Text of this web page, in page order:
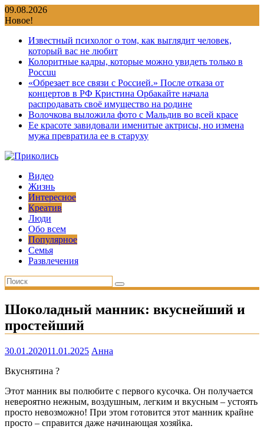
Перейти
к
09.08.2026
Новое!
Известный психолог о том, как выглядит человек,
который вас не любит
Колоритные кадры, которые можно увидеть только в
Россuu
«Обрезает все связи с Россией.» После отказа от
концертов в РФ Кристина Орбакайте начала
распродавать своё имущество на родине
Волочкова выложила фото с Мальдив во всей красе
Ее красоте завидовали именитые актрисы, но измена
мужа превратила ее в старуху
Видео
Жизнь
Интересное
Креатив
Люди
Обо всем
Популярное
Семья
Развлечения
Шоколадный манник: вкуснейший и
простейший
30.01.202011.01.2025 Анна
Вкуснятина ?
Этот манник вы полюбите с первого кусочка. Он получается
невероятно нежным, воздушным, легким и вкусным – устоять
просто невозможно! При этом готовится этот манник крайне
просто – справится даже начинающая хозяйка.